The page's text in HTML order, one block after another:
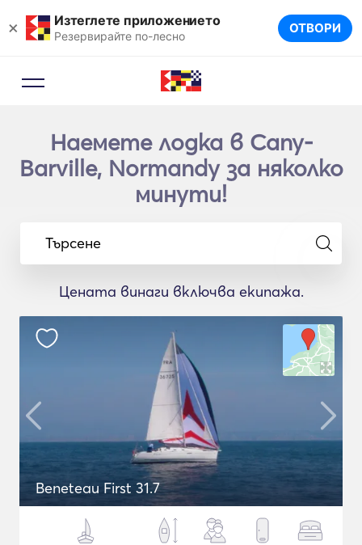
× Изтеглете приложението
Резервирайте по-лесно ОТВОРИ
Наемете лодка в Cany-
Barville, Normandy за няколко
минути!
Търсене
Цената винаги включва екипажа.
Beneteau First 31.7